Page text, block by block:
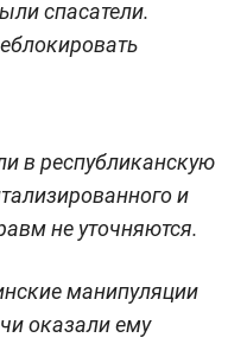
спасатели.
в республиканскую
и
не уточняются.
манипуляции
оказали ему